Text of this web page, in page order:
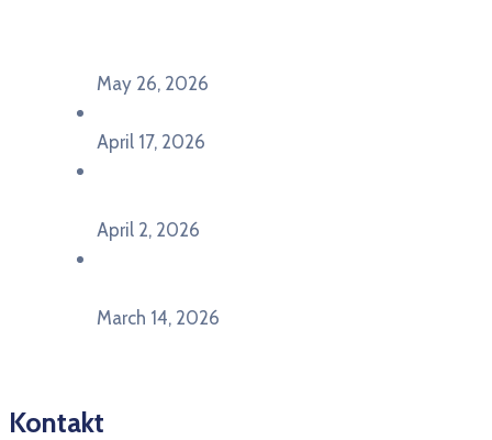
May 26, 2026
April 17, 2026
April 2, 2026
March 14, 2026
Kontakt